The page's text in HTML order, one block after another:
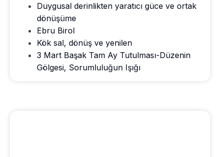
Duygusal derinlikten yaratıcı güce ve ortak
dönüşüme
Ebru Birol
Kök sal, dönüş ve yenilen
3 Mart Başak Tam Ay Tutulması-Düzenin
Gölgesi, Sorumluluğun Işığı